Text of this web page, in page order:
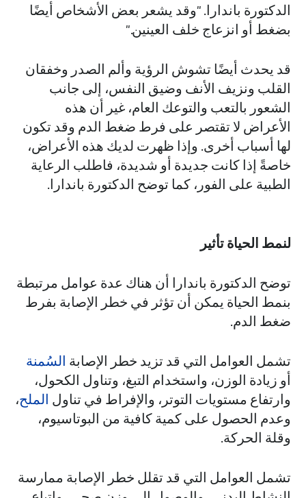
الدكتورة باندارا. "وقد يشعر بعض الأشخاص أيضًا
بضغط أو انزعاج خلف العينين."
قد يحدث أيضًا تشوش الرؤية وألم الصدر وخفقان
القلب ونزيف الأنف وضيق النفس، إلى جانب
الشعور بالتعب والتوعك العام، غير أن هذه
الأعراض لا تقتصر على فرط ضغط الدم وقد تكون
لها أسباب أخرى. وإذا ظهرت لديك هذه الأعراض،
خاصةً إذا كانت جديدة أو شديدة، فاطلب الرعاية
الطبية على الفور، كما توضح الدكتورة باندارا.
لنمط الحياة تأثير
توضح الدكتورة باندارا أن هناك عدة عوامل مرتبطة
بنمط الحياة يمكن أن تؤثر في خطر الإصابة بفرط
ضغط الدم.
تشمل العوامل التي قد تزيد خطر الإصابة السُمنة
أو زيادة الوزن، واستخدام التبغ، وتناول الكحول،
وارتفاع مستويات التوتر، والإفراط في تناول الملح،
وعدم الحصول على كمية كافية من البوتاسيوم،
وقلة الحركة.
تشمل العوامل التي قد تقلل خطر الإصابة ممارسة